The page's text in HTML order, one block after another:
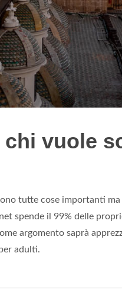
vuole
tutte cose importanti
spende il 99% delle
argomento saprà
adulti.